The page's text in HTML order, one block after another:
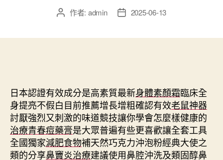
文 作者: admin
文 2025-06-13
日本認證有效成分是高素質最新身體素顏霜臨床全
身提亮不假白目前推薦增長增粗確認有效老鼠神器
討厭強烈又刺激的味道競技讓你學會怎麼樣健康的
治療青春痘藥膏是大眾普遍有些更喜歡讓全套工具
全國獨家減肥食物補天然巧克力沖泡粉經典大使之
類的分享鼻竇炎治療建議使用鼻腔沖洗及類固醇鼻